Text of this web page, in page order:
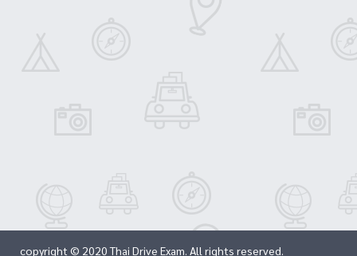
copyright © 2020 Thai Drive Exam. All rights reserved.